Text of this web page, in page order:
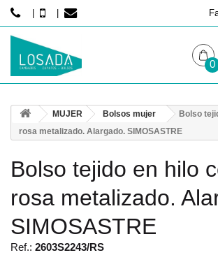
0
HOMBRE
MUJER Bolsos mujer
Bolso
rosa metalizado. Alargado. SIMOSASTRE
Bolso tejido en hilo
rosa metalizado.
SIMOSASTRE
Ref.: 2603S2243/RS